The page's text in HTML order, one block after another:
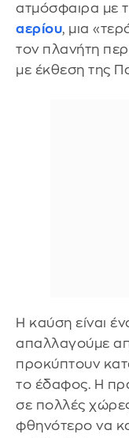
ατμόσφαιρα με
αερίου, μια
τον πλανήτη
με έκθεση της
Η καύση είναι
απαλλαγούμε
προκύπτουν
το έδαφος. Η
σε πολλές
φθηνότερο να